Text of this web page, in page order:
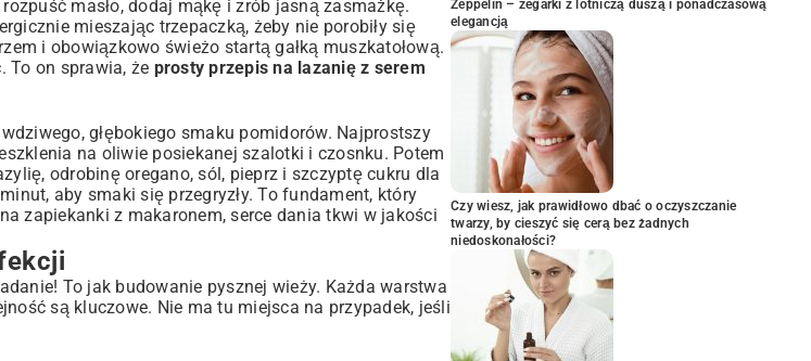
masło, dodaj mąkę i zrób jasną zasmażkę.
mieszając trzepaczką, żeby nie porobiły się
i obowiązkowo świeżo startą gałką muszkatołową.
To on sprawia, że prosty przepis na lazanię z serem
głębokiego smaku pomidorów. Najprostszy
na oliwie posiekanej szalotki i czosnku. Potem
odrobinę oregano, sól, pieprz i szczyptę cukru dla
aby smaki się przegryzły. To fundament, który
zapiekanki z makaronem, serce dania tkwi w jakości
To jak budowanie pysznej wieży. Każda warstwa
są kluczowe. Nie ma tu miejsca na przypadek, jeśli
Zeppelin – zegarki z lotniczą duszą i ponadczasową
elegancją
Czy wiesz, jak prawidłowo dbać o oczyszczanie
twarzy, by cieszyć się cerą bez żadnych
niedoskonałości?